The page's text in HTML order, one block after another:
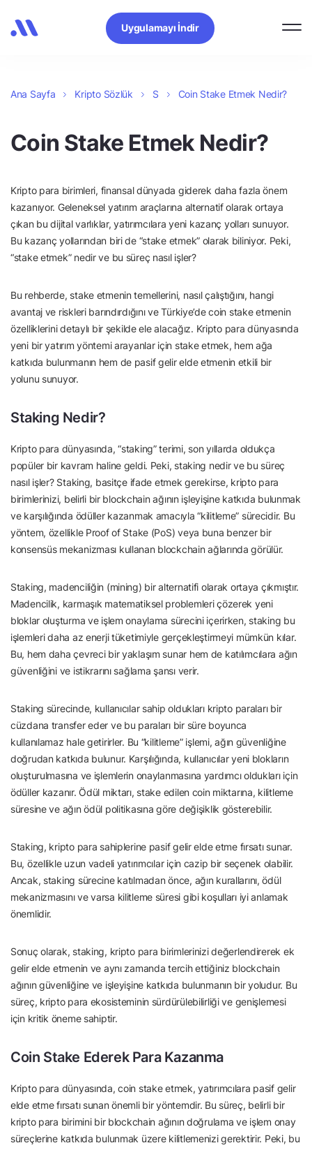
Uygulamayı İndir
Ana Sayfa Kripto Sözlük S Coin Stake Etmek Nedir?
Coin Stake Etmek Nedir?
Kripto para birimleri, finansal dünyada giderek daha fazla önem
kazanıyor. Geleneksel yatırım araçlarına alternatif olarak ortaya
çıkan bu dijital varlıklar, yatırımcılara yeni kazanç yolları sunuyor.
Bu kazanç yollarından biri de “stake etmek” olarak biliniyor. Peki,
“stake etmek” nedir ve bu süreç nasıl işler?
Bu rehberde, stake etmenin temellerini, nasıl çalıştığını, hangi
avantaj ve riskleri barındırdığını ve Türkiye’de coin stake etmenin
özelliklerini detaylı bir şekilde ele alacağız. Kripto para dünyasında
yeni bir yatırım yöntemi arayanlar için stake etmek, hem ağa
katkıda bulunmanın hem de pasif gelir elde etmenin etkili bir
yolunu sunuyor.
Staking Nedir?
Kripto para dünyasında, “staking” terimi, son yıllarda oldukça
popüler bir kavram haline geldi. Peki, staking nedir ve bu süreç
nasıl işler? Staking, basitçe ifade etmek gerekirse, kripto para
birimlerinizi, belirli bir blockchain ağının işleyişine katkıda bulunmak
ve karşılığında ödüller kazanmak amacıyla “kilitleme” sürecidir. Bu
yöntem, özellikle Proof of Stake (PoS) veya buna benzer bir
konsensüs mekanizması kullanan blockchain ağlarında görülür.
Staking, madenciliğin (mining) bir alternatifi olarak ortaya çıkmıştır.
Madencilik, karmaşık matematiksel problemleri çözerek yeni
bloklar oluşturma ve işlem onaylama sürecini içerirken, staking bu
işlemleri daha az enerji tüketimiyle gerçekleştirmeyi mümkün kılar.
Bu, hem daha çevreci bir yaklaşım sunar hem de katılımcılara ağın
güvenliğini ve istikrarını sağlama şansı verir.
Staking sürecinde, kullanıcılar sahip oldukları kripto paraları bir
cüzdana transfer eder ve bu paraları bir süre boyunca
kullanılamaz hale getirirler. Bu “kilitleme” işlemi, ağın güvenliğine
doğrudan katkıda bulunur. Karşılığında, kullanıcılar yeni blokların
oluşturulmasına ve işlemlerin onaylanmasına yardımcı oldukları için
ödüller kazanır. Ödül miktarı, stake edilen coin miktarına, kilitleme
süresine ve ağın ödül politikasına göre değişiklik gösterebilir.
Staking, kripto para sahiplerine pasif gelir elde etme fırsatı sunar.
Bu, özellikle uzun vadeli yatırımcılar için cazip bir seçenek olabilir.
Ancak, staking sürecine katılmadan önce, ağın kurallarını, ödül
mekanizmasını ve varsa kilitleme süresi gibi koşulları iyi anlamak
önemlidir.
Sonuç olarak, staking, kripto para birimlerinizi değerlendirerek ek
gelir elde etmenin ve aynı zamanda tercih ettiğiniz blockchain
ağının güvenliğine ve işleyişine katkıda bulunmanın bir yoludur. Bu
süreç, kripto para ekosisteminin sürdürülebilirliği ve genişlemesi
için kritik öneme sahiptir.
Coin Stake Ederek Para Kazanma
Kripto para dünyasında, coin stake etmek, yatırımcılara pasif gelir
elde etme fırsatı sunan önemli bir yöntemdir. Bu süreç, belirli bir
kripto para birimini bir blockchain ağının doğrulama ve işlem onay
süreçlerine katkıda bulunmak üzere kilitlemenizi gerektirir. Peki, bu